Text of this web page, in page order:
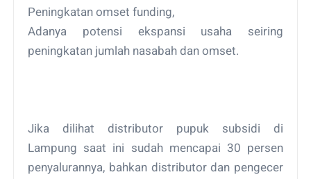
Peningkatan omset funding,
Adanya potensi ekspansi usaha seiring
peningkatan jumlah nasabah dan omset.
Jika dilihat distributor pupuk subsidi di
Lampung saat ini sudah mencapai 30 persen
penyalurannya, bahkan distributor dan pengecer